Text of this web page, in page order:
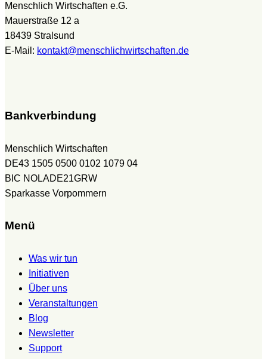
Menschlich Wirtschaften e.G.
Mauerstraße 12 a
18439 Stralsund
E-Mail: kontakt@menschlichwirtschaften.de
Bankverbindung
Menschlich Wirtschaften
DE43 1505 0500 0102 1079 04
BIC NOLADE21GRW
Sparkasse Vorpommern
Menü
Was wir tun
Initiativen
Über uns
Veranstaltungen
Blog
Newsletter
Support